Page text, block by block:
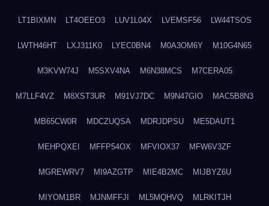
LT1BIXMN LT4OEEO3 LUV1L04X LVEMSF56 LW44TSOS
LWTH46HT LXJ311K0 LYEC0BN4 M0A3OM6Y M10G4N65
M3KVW74J M5SXV4NA M6N38MCS M7CERA05
M7LLF4VZ M8XST3UR M91VJ7DC M9N47GIO MAC5B8N3
MB65CW0R MDCZUQSA MDRJDPSU ME5DAUT1
MEHPQXEI MFFP54OX MFVIOX37 MFW6V3ZF
MGREWRV7 MI9AZGTP MIE4B2MC MIJBYZ6U
MIYOM1BR MJNMFFJI ML5MQHVQ MLRKITJH